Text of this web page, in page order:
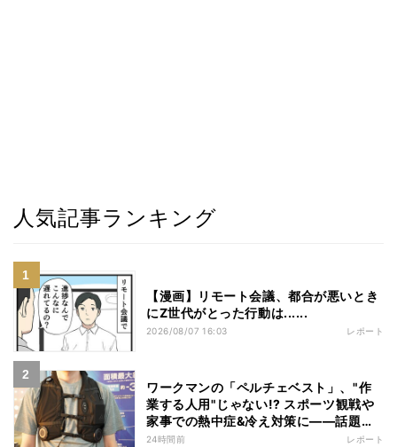
人気記事ランキング
【漫画】リモート会議、都合が悪いとき
にZ世代がとった行動は......
2026/08/07 16:03 レポート
ワークマンの「ペルチェベスト」、"作
業する人用"じゃない!? スポーツ観戦や
家事での熱中症&冷え対策に――話題の
商品を徹底検証
24時間前 レポート